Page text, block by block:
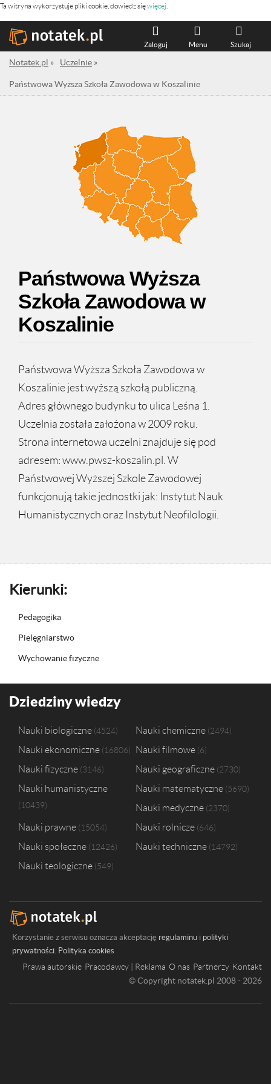
Ta witryna wykorzystuje pliki cookie, dowiedz sięwięcej
Szukaj
Menu
Zaloguj
Notatek.pl » Uczelnie »
Państwowa Wyższa Szkoła Zawodowa w Koszalinie
Państwowa Wyższa
Szkoła Zawodowa w
Koszalinie
Państwowa Wyższa Szkoła Zawodowa w
Koszalinie jest wyższą szkołą publiczną.
Adres głównego budynku to ulica Leśna 1.
Uczelnia została założona w 2009 roku.
Strona internetowa uczelni znajduje się pod
adresem: www.pwsz-koszalin.pl. W
Państwowej Wyższej Szkole Zawodowej
funkcjonują takie jednostki jak: Instytut Nauk
Humanistycznych oraz Instytut Neofilologii.
Kierunki:
Pedagogika
Pielęgniarstwo
Wychowanie fizyczne
Dziedziny wiedzy
Nauki biologiczne 4524 Nauki chemiczne 2494
Nauki ekonomiczne 16806 Nauki filmowe 6
Nauki fizyczne 3146 Nauki geograficzne 2730
Nauki humanistyczne
10439
Nauki matematyczne 5690
Nauki medyczne 2370
Nauki prawne 15054 Nauki rolnicze 646
Nauki społeczne 12426 Nauki techniczne 14792
Nauki teologiczne 549
Korzystanie z serwisu oznacza akceptację regulaminu i polityki
prywatności. Polityka cookies
Prawa autorskie Pracodawcy | Reklama O nas Partnerzy Kontakt
© Copyright notatek.pl 2008 - 2026